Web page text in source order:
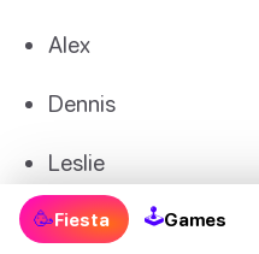
Alex
Dennis
Leslie
Mostrar respuesta
🥳Fiesta 🕹Games